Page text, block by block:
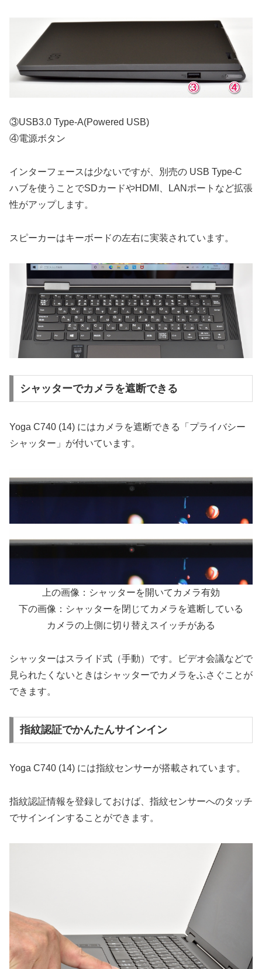
③USB3.0 Type-A(Powered USB)
④電源ボタン
インターフェースは少ないですが、別売の USB Type-C
ハブを使うことでSDカードやHDMI、LANポートなど拡張
性がアップします。
スピーカーはキーボードの左右に実装されています。
シャッターでカメラを遮断できる
Yoga C740 (14) にはカメラを遮断できる「プライバシー
シャッター」が付いています。
上の画像：シャッターを開いてカメラ有効
下の画像：シャッターを閉じてカメラを遮断している
カメラの上側に切り替えスイッチがある
シャッターはスライド式（手動）です。ビデオ会議などで
見られたくないときはシャッターでカメラをふさぐことが
できます。
指紋認証でかんたんサインイン
Yoga C740 (14) には指紋センサーが搭載されています。
指紋認証情報を登録しておけば、指紋センサーへのタッチ
でサインインすることができます。